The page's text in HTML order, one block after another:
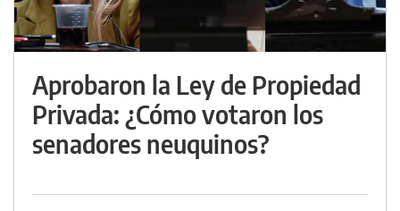
Aprobaron la Ley de Propiedad
Privada: ¿Cómo votaron los
senadores neuquinos?